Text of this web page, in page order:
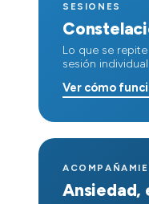
SESIONES
Lo que se
sesión
Ver cómo
Ansiedad,